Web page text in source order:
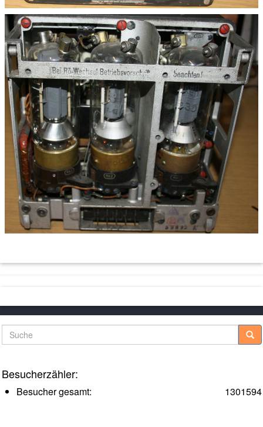
Suche
Besucherzähler:
1301594
Besucher gesamt: